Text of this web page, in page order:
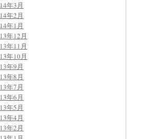
年3月
年2月
年1月
年12月
年11月
年10月
年9月
年8月
年7月
年6月
年5月
年4月
年2月